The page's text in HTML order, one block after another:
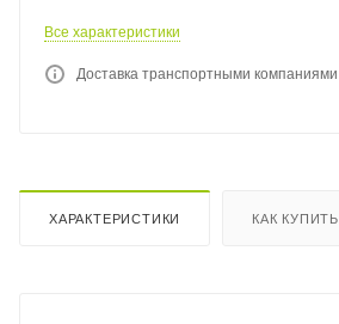
Все характеристики
Доставка транспортными компаниями
ХАРАКТЕРИСТИКИ КАК КУПИТЬ